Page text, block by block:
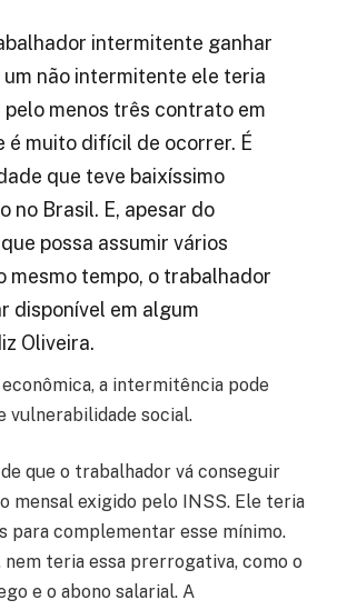
intermitente ganhar
um não intermitente ele teria
pelo menos três contrato em
é muito difícil de ocorrer. É
que teve baixíssimo
no Brasil. E, apesar do
possa assumir vários
mesmo tempo, o trabalhador
disponível em algum
Oliveira.
a intermitência pode
vulnerabilidade social.
que o trabalhador vá conseguir
mensal exigido pelo INSS. Ele teria
para complementar esse mínimo.
nem teria essa prerrogativa, como o
e o abono salarial. A